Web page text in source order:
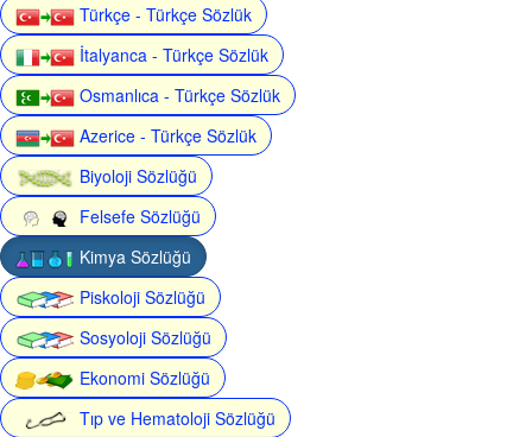
Türkçe - Türkçe Sözlük
İtalyanca - Türkçe Sözlük
Osmanlıca - Türkçe Sözlük
Azerice - Türkçe Sözlük
Biyoloji Sözlüğü
Felsefe Sözlüğü
Kimya Sözlüğü
Piskoloji Sözlüğü
Sosyoloji Sözlüğü
Ekonomi Sözlüğü
Tıp ve Hematoloji Sözlüğü